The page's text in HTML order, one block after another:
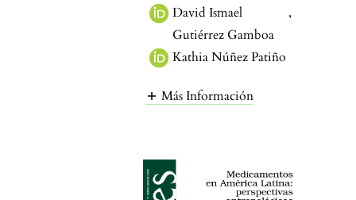
David Ismael
Gutiérrez Gamboa
,
Kathia Núñez Patiño
Más Información